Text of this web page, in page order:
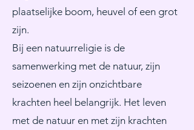
plaatselijke boom, heuvel of een grot
zijn.
Bij een natuurreligie is de
samenwerking met de natuur, zijn
seizoenen en zijn onzichtbare
krachten heel belangrijk. Het leven
met de natuur en met zijn krachten